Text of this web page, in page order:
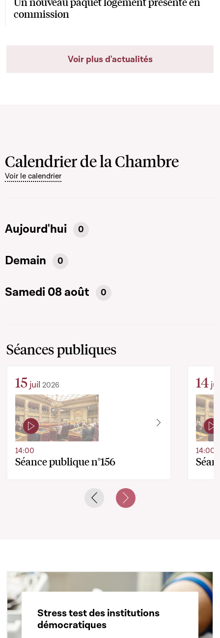
commission
Voir plus d'actualités
Calendrier de la Chambre
Voir le calendrier
Aujourd'hui 0
Demain 0
Samedi 08 août 0
Séances publiques
15 juil 2026
Séance publique n°156
14:00
14
14:00
Previous slideNext slide
Stress test des institutions
démocratiques